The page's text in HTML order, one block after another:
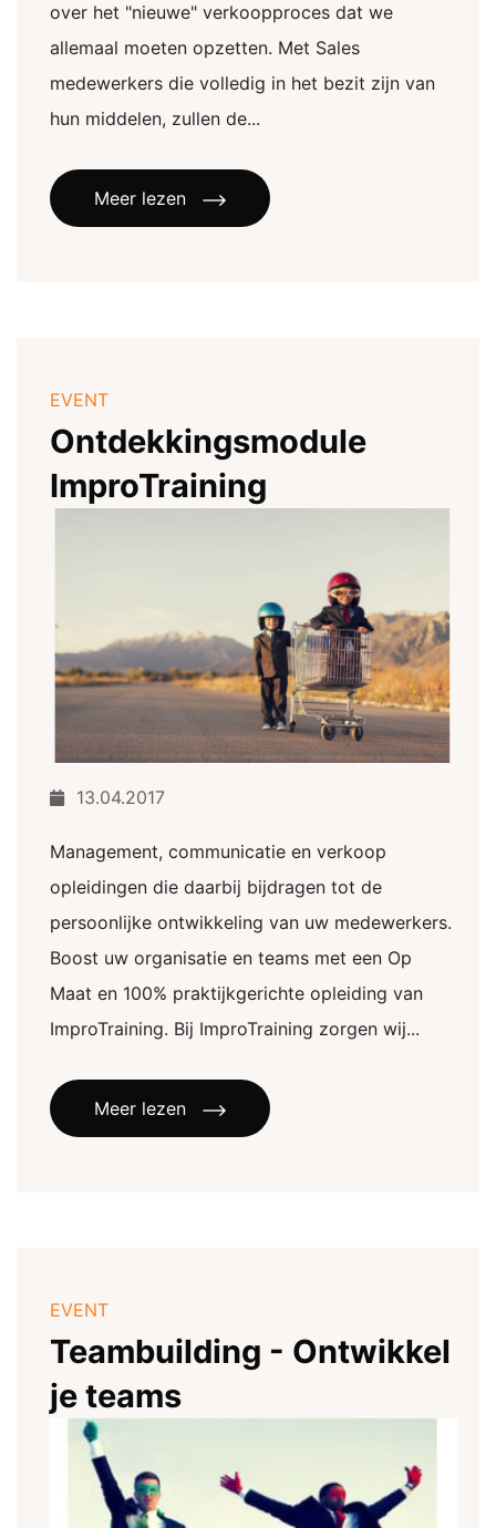
over het "nieuwe" verkoopproces dat we
allemaal moeten opzetten. Met Sales
medewerkers die volledig in het bezit zijn van
hun middelen, zullen de...
Meer lezen
EVENT
Ontdekkingsmodule
ImproTraining
13.04.2017
Management, communicatie en verkoop
opleidingen die daarbij bijdragen tot de
persoonlijke ontwikkeling van uw medewerkers.
Boost uw organisatie en teams met een Op
Maat en 100% praktijkgerichte opleiding van
ImproTraining. Bij ImproTraining zorgen wij...
Meer lezen
EVENT
Teambuilding - Ontwikkel
je teams